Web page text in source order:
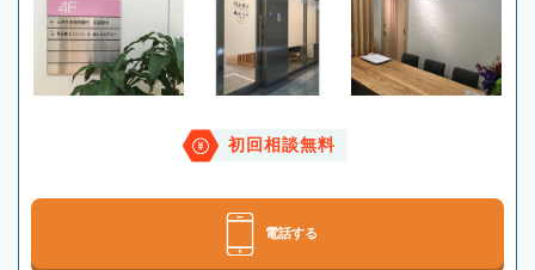
初回相談無料
電話する